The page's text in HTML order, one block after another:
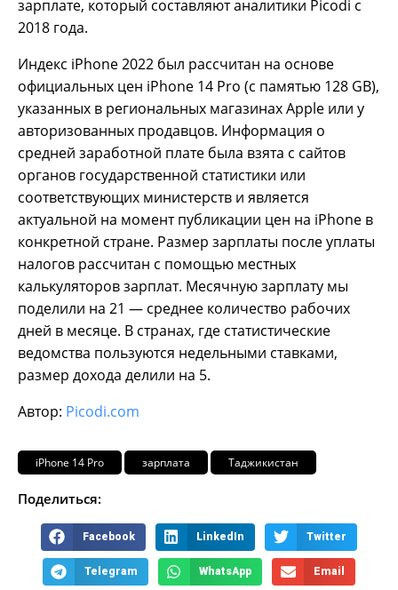
зарплате, который составляют аналитики Picodi с
2018 года.
Индекс iPhone 2022 был рассчитан на основе
официальных цен iPhone 14 Pro (с памятью 128 GB),
указанных в региональных магазинах Apple или у
авторизованных продавцов. Информация о
средней заработной плате была взята с сайтов
органов государственной статистики или
соответствующих министерств и является
актуальной на момент публикации цен на iPhone в
конкретной стране. Размер зарплаты после уплаты
налогов рассчитан с помощью местных
калькуляторов зарплат. Месячную зарплату мы
поделили на 21 — среднее количество рабочих
дней в месяце. В странах, где статистические
ведомства пользуются недельными ставками,
размер дохода делили на 5.
Автор: Picodi.com
iPhone 14 Pro зарплата Таджикистан
Поделиться:
Facebook LinkedIn Twitter
Telegram WhatsApp Email